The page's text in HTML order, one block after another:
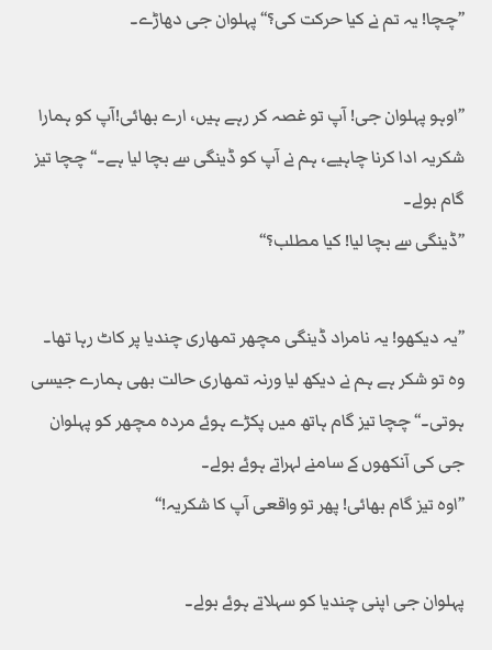
’’چچا! یہ تم نے کیا حرکت کی؟‘‘ پہلوان جی دھاڑے۔
’’اوہو پہلوان جی! آپ تو غصہ کر رہے ہیں، ارے بھائی!آپ کو ہمارا
شکریہ ادا کرنا چاہیے، ہم نے آپ کو ڈینگی سے بچا لیا ہے۔‘‘ چچا تیز
گام بولے۔
’’ڈینگی سے بچا لیا! کیا مطلب؟‘‘
’’یہ دیکھو! یہ نامراد ڈینگی مچھر تمھاری چندیا پر کاٹ رہا تھا۔
وہ تو شکر ہے ہم نے دیکھ لیا ورنہ تمھاری حالت بھی ہمارے جیسی
ہوتی۔‘‘ چچا تیز گام ہاتھ میں پکڑے ہوئے مردہ مچھر کو پہلوان
جی کی آنکھوں کے سامنے لہراتے ہوئے بولے۔
’’اوہ تیز گام بھائی! پھر تو واقعی آپ کا شکریہ!‘‘
پہلوان جی اپنی چندیا کو سہلاتے ہوئے بولے۔